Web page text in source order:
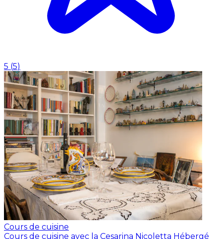
5 (5)
Cours de cuisine
Cours de cuisine avec la Cesarina Nicoletta Hébergé